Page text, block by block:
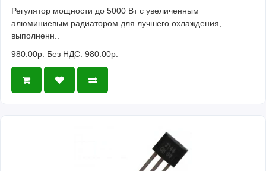
Регулятор мощности до 5000 Вт с увеличенным
алюминиевым радиатором для лучшего охлаждения,
выполненн..
980.00р. Без НДС: 980.00р.